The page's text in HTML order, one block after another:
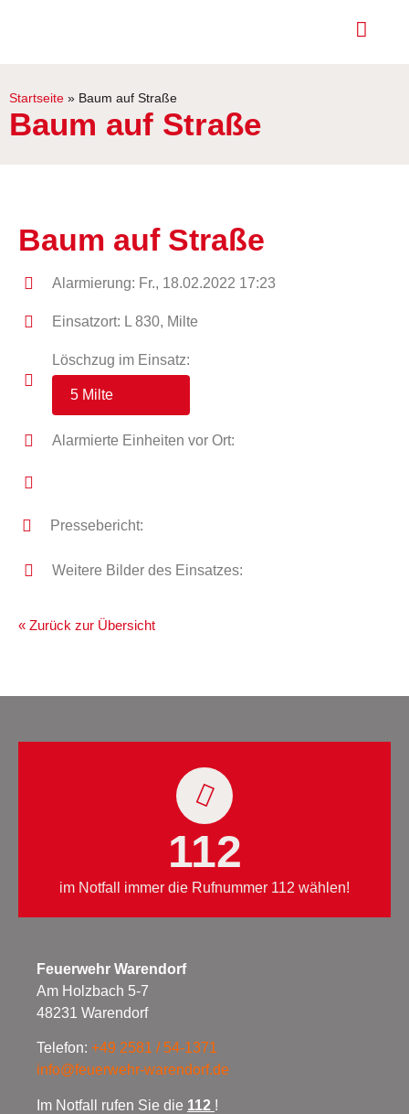
Startseite » Baum auf Straße
Baum auf Straße
Baum auf Straße
Alarmierung: Fr., 18.02.2022 17:23
Einsatzort: L 830, Milte
Löschzug im Einsatz:
5 Milte
Alarmierte Einheiten vor Ort:
Pressebericht:
Weitere Bilder des Einsatzes:
« Zurück zur Übersicht
112
im Notfall immer die Rufnummer 112 wählen!
Feuerwehr Warendorf
Am Holzbach 5-7
48231 Warendorf
Telefon: +49 2581 / 54-1371
info@feuerwehr-warendorf.de
Im Notfall rufen Sie die 112 !